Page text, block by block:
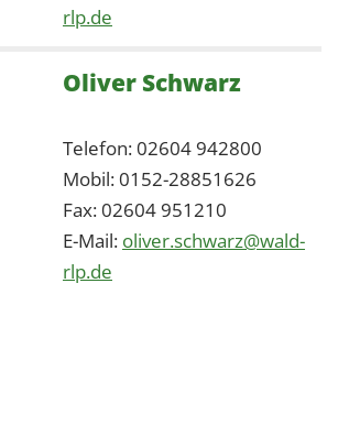
rlp.de
Oliver Schwarz
Telefon: 02604 942800
Mobil: 0152-28851626
Fax: 02604 951210
E-Mail: oliver.schwarz@wald-
rlp.de